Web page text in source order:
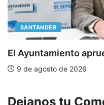
SANTANDER
El Ayuntamiento
9 de agosto de 2026
Dejanos tu